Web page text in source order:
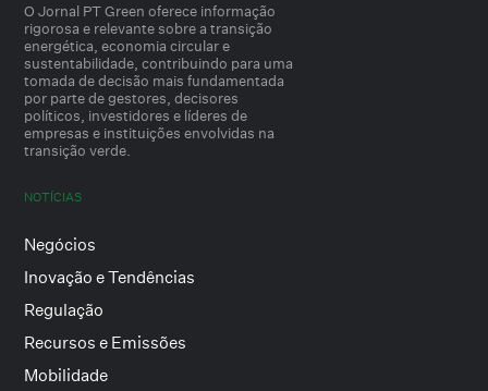
O Jornal PT Green oferece informação
rigorosa e relevante sobre a transição
energética, economia circular e
sustentabilidade, contribuindo para uma
tomada de decisão mais fundamentada
por parte de gestores, decisores
políticos, investidores e líderes de
empresas e instituições envolvidas na
transição verde.
NOTÍCIAS
Negócios
Inovação e Tendências
Regulação
Recursos e Emissões
Mobilidade